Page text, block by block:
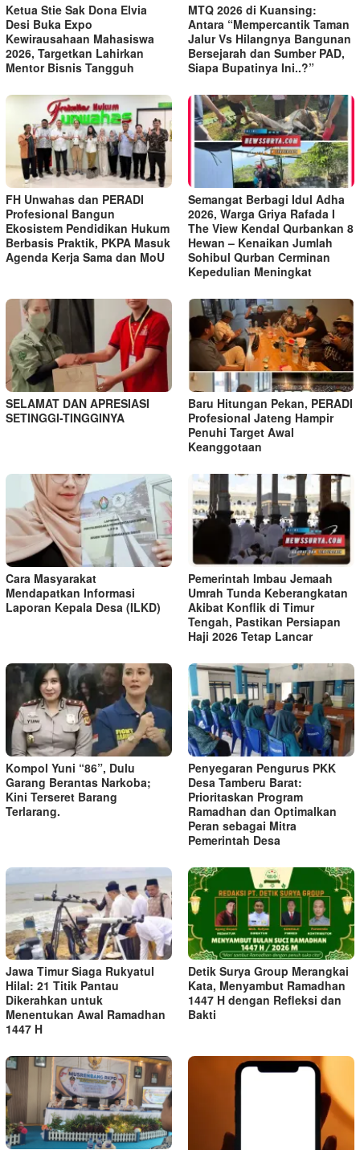
Ketua Stie Sak Dona Elvia
Desi Buka Expo
Kewirausahaan Mahasiswa
2026, Targetkan Lahirkan
Mentor Bisnis Tangguh
MTQ 2026 di Kuansing:
Antara “Mempercantik Taman
Jalur Vs Hilangnya Bangunan
Bersejarah dan Sumber PAD,
Siapa Bupatinya Ini..?”
FH Unwahas dan PERADI
Profesional Bangun
Ekosistem Pendidikan Hukum
Berbasis Praktik, PKPA Masuk
Agenda Kerja Sama dan MoU
Semangat Berbagi Idul Adha
2026, Warga Griya Rafada I
The View Kendal Qurbankan 8
Hewan – Kenaikan Jumlah
Sohibul Qurban Cerminan
Kepedulian Meningkat
SELAMAT DAN APRESIASI
SETINGGI-TINGGINYA
Baru Hitungan Pekan, PERADI
Profesional Jateng Hampir
Penuhi Target Awal
Keanggotaan
Cara Masyarakat
Mendapatkan Informasi
Laporan Kepala Desa (ILKD)
Pemerintah Imbau Jemaah
Umrah Tunda Keberangkatan
Akibat Konflik di Timur
Tengah, Pastikan Persiapan
Haji 2026 Tetap Lancar
Kompol Yuni “86”, Dulu
Garang Berantas Narkoba;
Kini Terseret Barang
Terlarang.
Penyegaran Pengurus PKK
Desa Tamberu Barat:
Prioritaskan Program
Ramadhan dan Optimalkan
Peran sebagai Mitra
Pemerintah Desa
Jawa Timur Siaga Rukyatul
Hilal: 21 Titik Pantau
Dikerahkan untuk
Menentukan Awal Ramadhan
1447 H
Detik Surya Group Merangkai
Kata, Menyambut Ramadhan
1447 H dengan Refleksi dan
Bakti